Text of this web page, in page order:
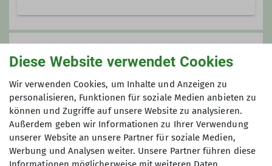
Ämter
Zweite Vorsitzende
Naturschutzreferentin
Unsere Alpen – Heimat einer Vielzahl
an Tieren und Pflanzen,
Sehnsuchtsort für
Kulturraum. Um diese Funktionen des
Alpenraums, aber auch außeralpiner
Gebiete wie der Mittelgebirge, für
nachfolgende Generationen zu
sichern, müssen wir sie schützen.
Bei der Tourenleitung
Anmeldung bis
10.10.2024
Diese Website verwendet Cookies
Wir verwenden Cookies, um Inhalte und Anzeigen zu
personalisieren, Funktionen für soziale Medien anbieten zu
können und Zugriffe auf unsere Website zu analysieren.
Außerdem geben wir Informationen zu Ihrer Verwendung
unserer Website an unsere Partner für soziale Medien,
Werbung und Analysen weiter. Unsere Partner führen diese